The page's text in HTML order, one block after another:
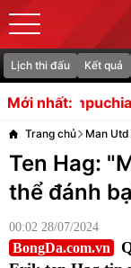
Lịch thi đấu Kết quả
Mới nhất:
Rashford mang
Trang chủ Man Utd
Ten Hag:
thể đánh
00:02 28/07/2024
BongDa.com.vn